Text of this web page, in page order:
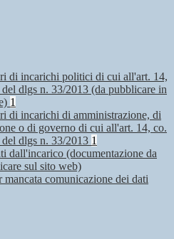
di incarichi politici di cui all'art. 14,
dlgs n. 33/2013 (da pubblicare in
1
di incarichi di amministrazione, di
o di governo di cui all'art. 14, co.
del dlgs n. 33/2013 1
dall'incarico (documentazione da
sul sito web)
mancata comunicazione dei dati